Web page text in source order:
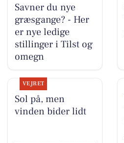
Savner du nye
græsgange? - Her
er nye ledige
stillinger i Tilst og
omegn
VEJRET
Sol på, men
vinden bider lidt